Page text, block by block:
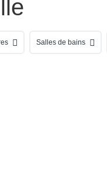
Salles de bains